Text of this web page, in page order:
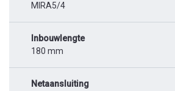
MIRA5/4
Inbouwlengte
180 mm
Netaansluiting